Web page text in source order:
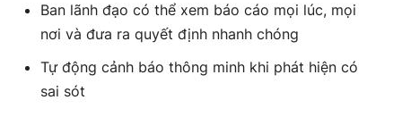
Ban lãnh đạo có thể xem báo cáo mọi lúc, mọi
nơi và đưa ra quyết định nhanh chóng
Tự động cảnh báo thông minh khi phát hiện có
sai sót